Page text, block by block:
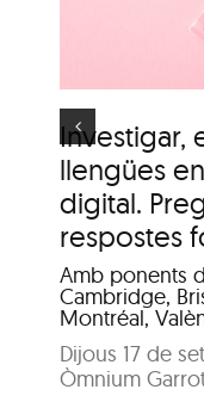
Investigar,
llengües
digital.
respostes
Amb ponents
Cambridge,
Montréal,
Dijous 17 de
Òmnium